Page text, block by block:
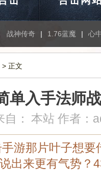
战神传奇 | 1.76蓝魔 | 心
> 正文
单入手法师
自： 本站 作者：
游那片叶子想要
出来更有气势？